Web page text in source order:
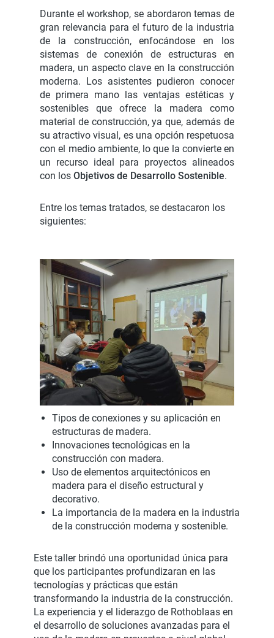
Durante el workshop, se abordaron temas de
gran relevancia para el futuro de la industria
de la construcción, enfocándose en los
sistemas de conexión de estructuras en
madera, un aspecto clave en la construcción
moderna. Los asistentes pudieron conocer
de primera mano las ventajas estéticas y
sostenibles que ofrece la madera como
material de construcción, ya que, además de
su atractivo visual, es una opción respetuosa
con el medio ambiente, lo que la convierte en
un recurso ideal para proyectos alineados
con los Objetivos de Desarrollo Sostenible.
Entre los temas tratados, se destacaron los
siguientes:
Tipos de conexiones y su aplicación en
estructuras de madera.
Innovaciones tecnológicas en la
construcción con madera.
Uso de elementos arquitectónicos en
madera para el diseño estructural y
decorativo.
La importancia de la madera en la industria
de la construcción moderna y sostenible.
Este taller brindó una oportunidad única para
que los participantes profundizaran en las
tecnologías y prácticas que están
transformando la industria de la construcción.
La experiencia y el liderazgo de Rothoblaas en
el desarrollo de soluciones avanzadas para el